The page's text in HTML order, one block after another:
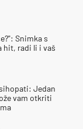
Snimka s
hit, radi li i vaš
Jedan
vam otkriti